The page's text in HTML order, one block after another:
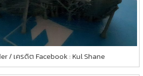
/ เครดิต Facebook : Kul Shane